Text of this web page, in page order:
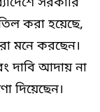
করা হয়েছে,
মনে করছেন।
দাবি আদায় না
দিয়েছেন।